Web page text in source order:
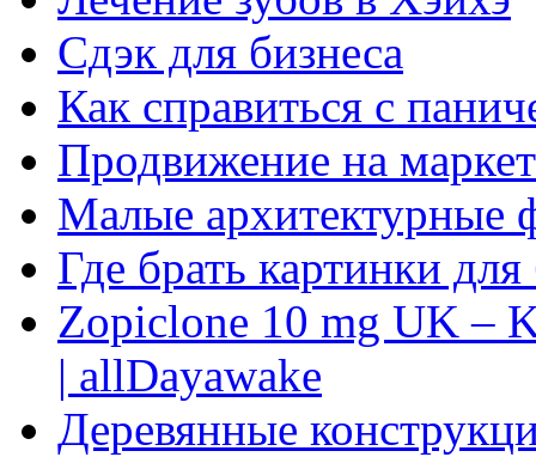
Сдэк для бизнеса
Как справиться с
Продвижение на
Малые архитектурные
Где брать картинки
Zopiclone 10 mg UK –
| allDayawake
Деревянные